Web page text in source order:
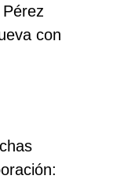
con